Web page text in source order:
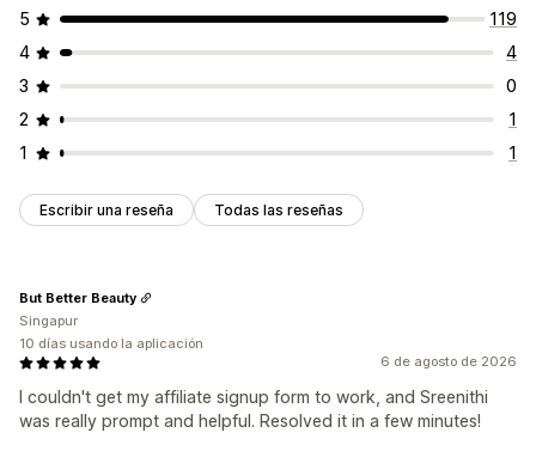
5
119
4
4
3
0
2
1
1
1
Escribir una reseña Todas las reseñas
6 de agosto de 2026
I couldn't get my affiliate signup form to work, and Sreenithi
was really prompt and helpful. Resolved it in a few minutes!
But Better Beauty
Singapur
10 días usando la aplicación